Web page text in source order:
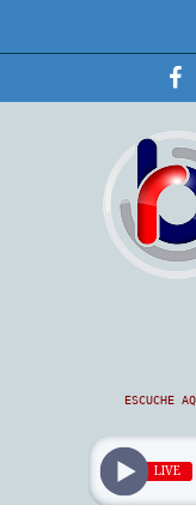
ESCUCHE
LIVE